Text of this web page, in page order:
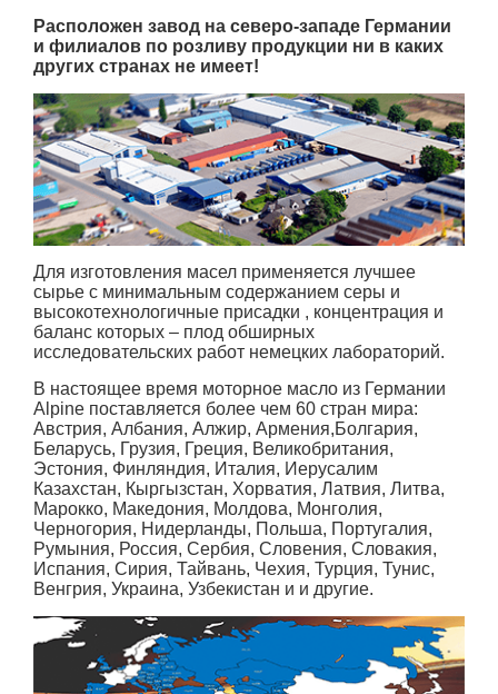
Расположен завод на северо-западе Германии
и филиалов по розливу продукции ни в каких
других странах не имеет!
Для изготовления масел применяется лучшее
сырье с минимальным содержанием серы и
высокотехнологичные присадки , концентрация и
баланс которых – плод обширных
исследовательских работ немецких лабораторий.
В настоящее время моторное масло из Германии
Alpine поставляется более чем 60 стран мира:
Австрия, Албания, Алжир, Армения,Болгария,
Беларусь, Грузия, Греция, Великобритания,
Эстония, Финляндия, Италия, Иерусалим
Казахстан, Кыргызстан, Хорватия, Латвия, Литва,
Марокко, Македония, Молдова, Монголия,
Черногория, Нидерланды, Польша, Португалия,
Румыния, Россия, Сербия, Словения, Словакия,
Испания, Сирия, Тайвань, Чехия, Турция, Тунис,
Венгрия, Украина, Узбекистан и и другие.